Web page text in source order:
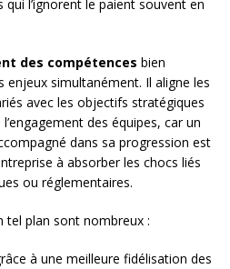
l’ignorent le paient souvent en
des compétences bien
enjeux simultanément. Il aligne les
avec les objectifs stratégiques
des équipes, car un
dans sa progression est
à absorber les chocs liés
ou réglementaires.
tel plan sont nombreux :
à une meilleure fidélisation des